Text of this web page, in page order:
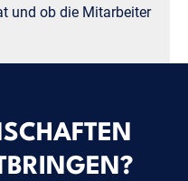
und ob die Mitarbeiter